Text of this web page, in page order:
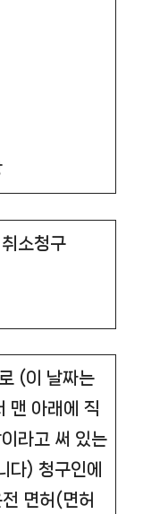
소청구
(이 날짜는
맨 아래에 직
라고 써 있는
다) 청구인에
면허(면허